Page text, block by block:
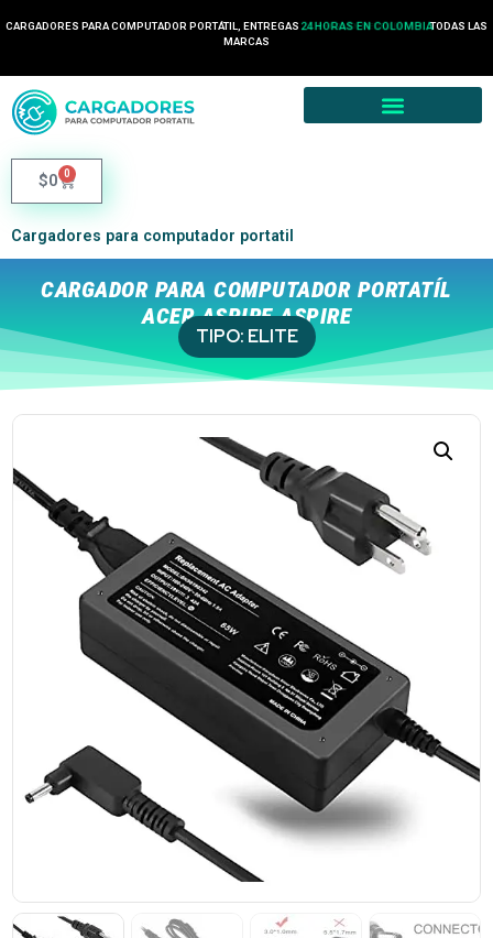
CARGADORES PARA COMPUTADOR PORTÁTIL, ENTREGAS 24 HORAS EN COLOMBIATODAS LAS
MARCAS
$0 0
Cargadores para computador portatil
CARGADOR PARA COMPUTADOR PORTATÍL
ACER ASPIRE ASPIRE
TIPO: ELITE